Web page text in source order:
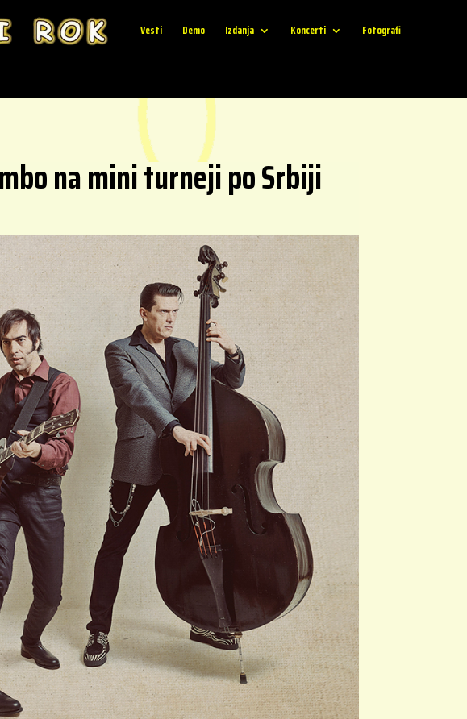
Vesti Demo Izdanja Koncerti Fotografi
na mini turneji po Srbiji